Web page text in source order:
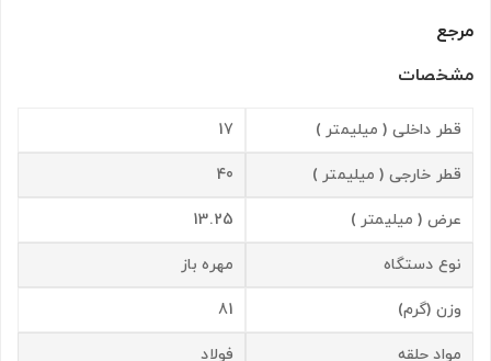
مرجع
مشخصات
قطر داخلی ( میلیمتر ) 17
قطر خارجی ( میلیمتر ) 40
عرض ( میلیمتر ) 13.25
نوع دستگاه مهره باز
وزن (گرم) 81
مواد حلقه فولاد